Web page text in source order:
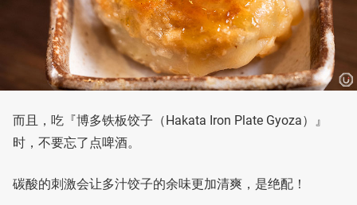
而且，吃『博多铁板饺子（Hakata Iron Plate Gyoza）』
时，不要忘了点啤酒。
碳酸的刺激会让多汁饺子的余味更加清爽，是绝配！